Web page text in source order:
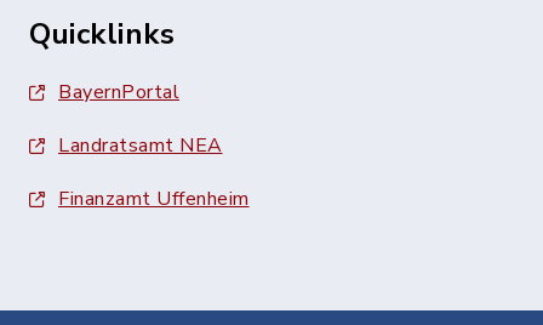
Quicklinks
BayernPortal
Landratsamt NEA
Finanzamt Uffenheim